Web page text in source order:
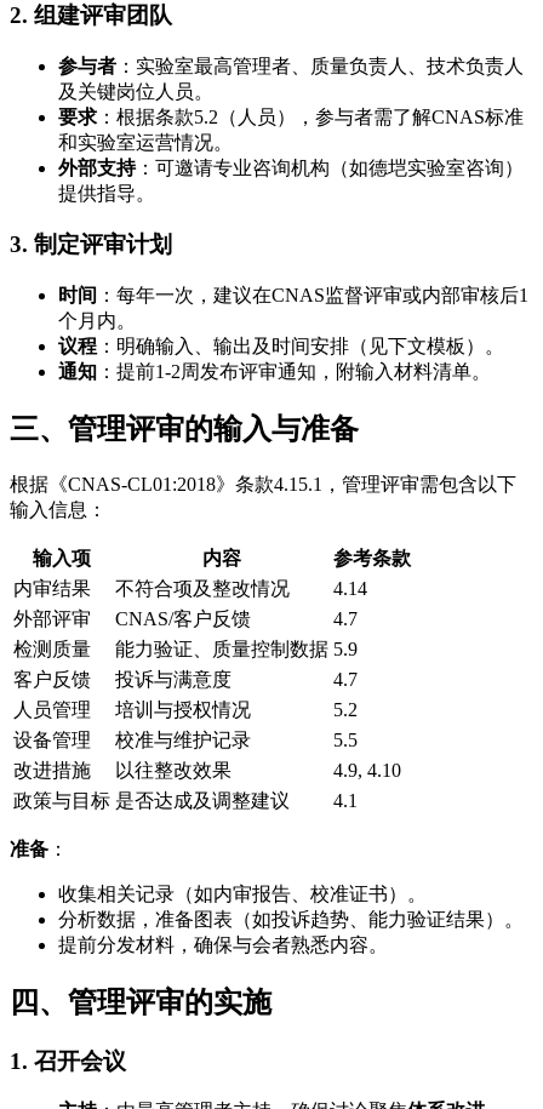
2. 组建评审团队
参与者 ：实验室最高管理者、质量负责人、技术负责人
及关键岗位人员。
要求 ：根据条款5.2（人员），参与者需了解CNAS标准
和实验室运营情况。
外部支持：可邀请专业咨询机构（如德垲实验室咨询）
提供指导。
3. 制定评审计划
时间 ：每年一次，建议在CNAS监督评审或内部审核后1
个月内。
议程 ：明确输入、输出及时间安排（见下文模板）。
通知 ：提前1-2周发布评审通知，附输入材料清单。
三、管理评审的输入与准备
根据《CNAS-CL01:2018》条款4.15.1，管理评审需包含以下
输入信息：
输入项 内容
参考条款
内审结果
不符合项及整改情况
4.14
外部评审
CNAS/客户反馈
4.7
检测质量
能力验证、质量控制数据 5.9
客户反馈
投诉与满意度
4.7
人员管理
培训与授权情况
5.2
设备管理
校准与维护记录
5.5
改进措施
以往整改效果
4.9, 4.10
政策与目标 是否达成及调整建议 4.1
准备 ：
收集相关记录（如内审报告、校准证书）。
分析数据，准备图表（如投诉趋势、能力验证结果）。
提前分发材料，确保与会者熟悉内容。
四、管理评审的实施
1. 召开会议